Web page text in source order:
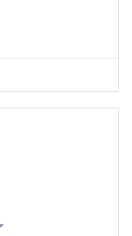
15 trang A3/ phút,Khổ
: Có Sẵn.Bộ nạp và